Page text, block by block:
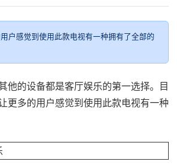
户感觉到使用此款电视有一种拥有了全部的
他的设备都是客厅娱乐的第一选择。目
更多的用户感觉到使用此款电视有一种